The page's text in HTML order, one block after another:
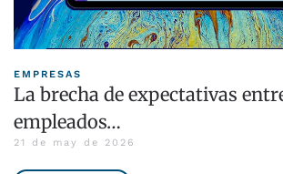
EMPRESAS
La brecha de expectativas
empleados…
21 de may de 2026